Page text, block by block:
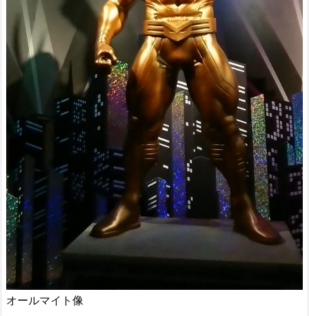
オールマイト像